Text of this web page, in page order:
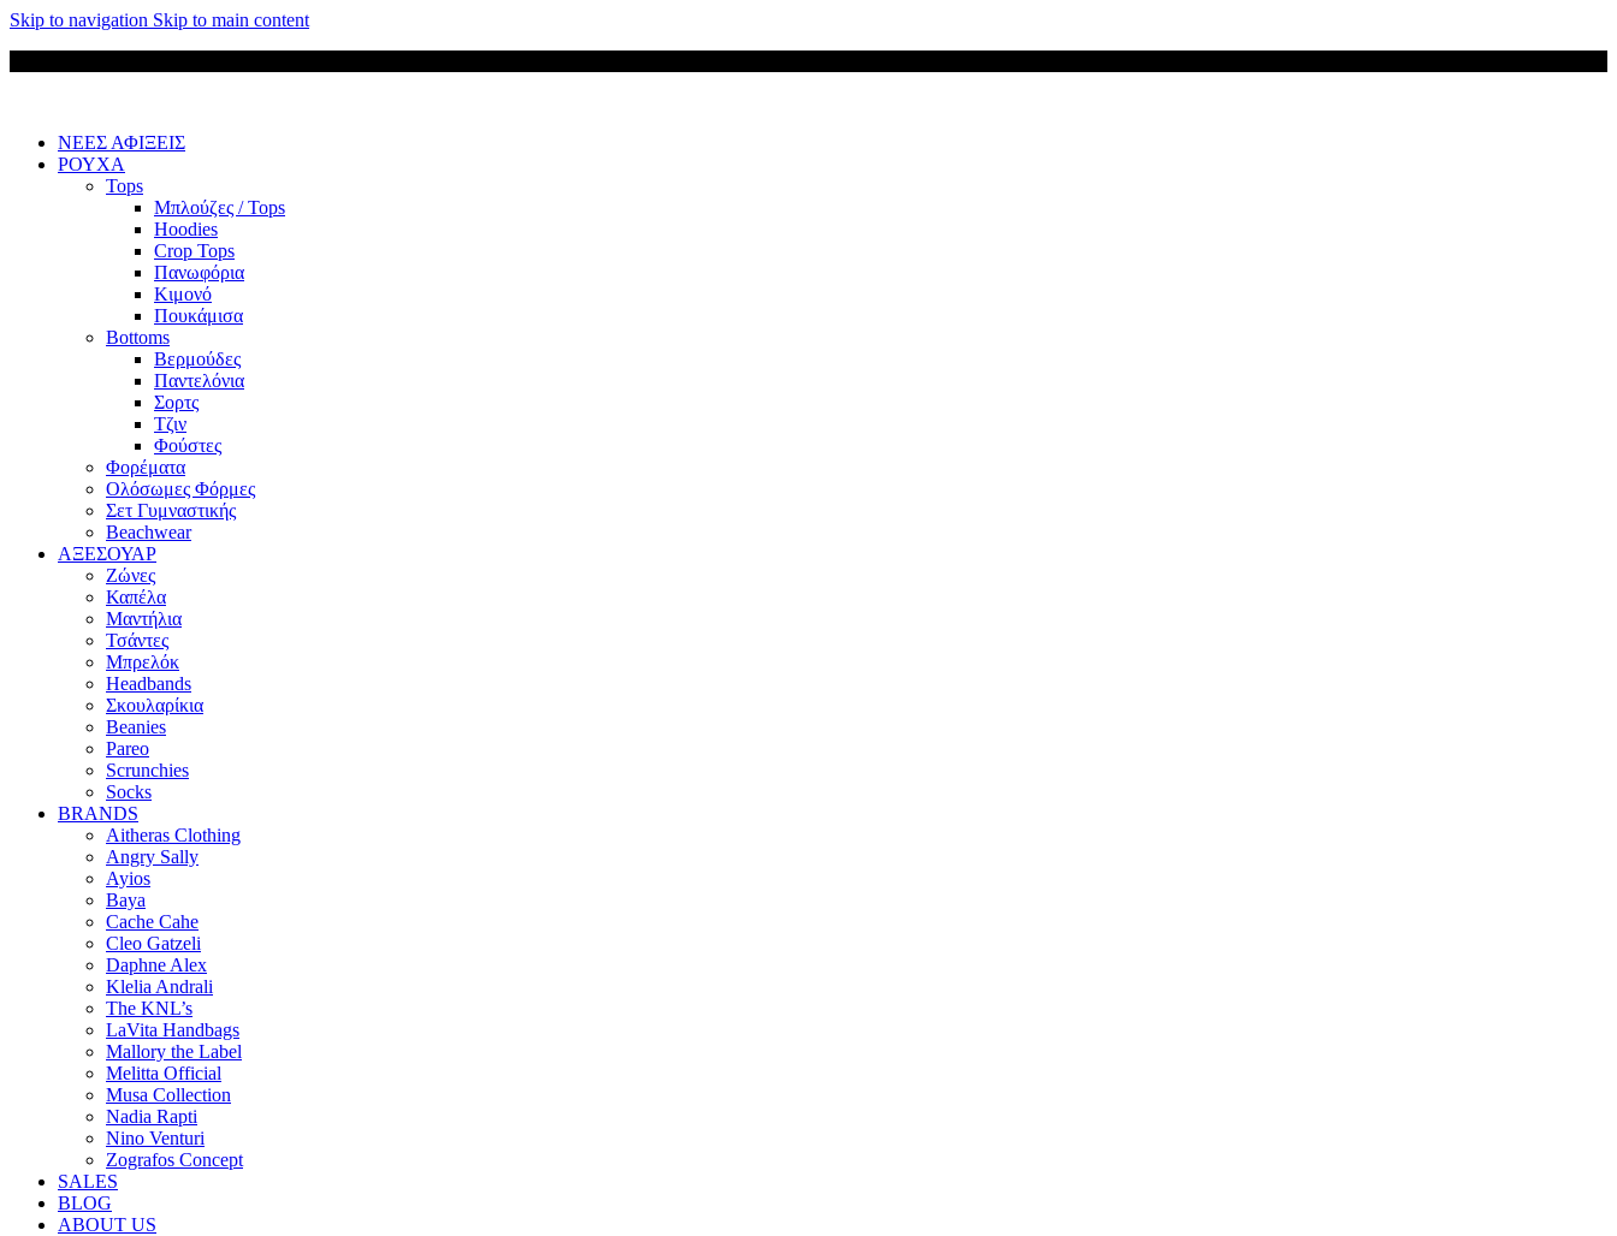
Skip to navigation Skip to main content
ΝΕΕΣ ΑΦΙΞΕΙΣ
ΡΟΥΧΑ
Tops
Μπλούζες / Tops
Hoodies
Crop Tops
Πανωφόρια
Κιμονό
Πουκάμισα
Bottoms
Βερμούδες
Παντελόνια
Σορτς
Τζιν
Φούστες
Φορέματα
Ολόσωμες Φόρμες
Σετ Γυμναστικής
Beachwear
ΑΞΕΣΟΥΑΡ
Ζώνες
Καπέλα
Μαντήλια
Τσάντες
Μπρελόκ
Headbands
Σκουλαρίκια
Beanies
Pareo
Scrunchies
Socks
BRANDS
Aitheras Clothing
Angry Sally
Ayios
Baya
Cache Cahe
Cleo Gatzeli
Daphne Alex
Klelia Andrali
The KNL’s
LaVita Handbags
Mallory the Label
Melitta Official
Musa Collection
Nadia Rapti
Nino Venturi
Zografos Concept
SALES
BLOG
ABOUT US